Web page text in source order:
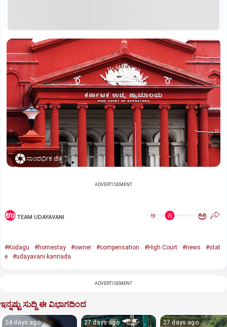
ಸಾಂದರ್ಭಿಕ ಚಿತ್ರ
ADVERTISEMENT
TEAM UDAYAVANI ಅ ಅ
#Kodagu #homestay #owner #compensation #High Court #news
#stat
e
#udayavani kannada
ADVERTISEMENT
ಇನ್ನಷ್ಟು ಸುದ್ದಿ ಈ ವಿಭಾಗದಿಂದ
24 days ago 27 days ago 27 days ago